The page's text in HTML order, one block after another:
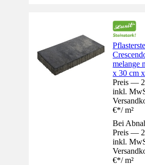
melange
x 30 cm
Preis —
inkl.
€*/ m²
Bei
Preis —
inkl.
€*/ m²